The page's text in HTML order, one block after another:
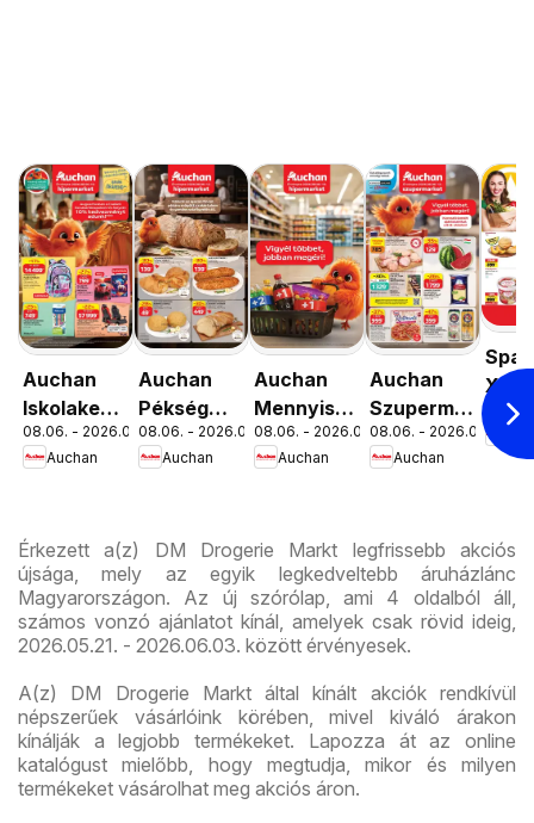
Auchan
Iskolakezdés
ajánlatok
08.06. - 2026.08.19.
Auchan
Auchan
Pékség
ajánlataink
08.06. - 2026.08.12.
Auchan
Auchan
Mennyiségi
kedvezmény
ajánlataink
08.06. - 2026.08.19.
Auchan
Auchan
Szupermarket
akciós
újság
08.06. - 2026.08.12.
Auchan
Spar
XIII.
út
Érkezett a(z) DM Drogerie Markt legfrissebb akciós
újsága, mely az egyik legkedveltebb áruházlánc
Magyarországon. Az új szórólap, ami 4 oldalból áll,
számos vonzó ajánlatot kínál, amelyek csak rövid ideig,
2026.05.21. - 2026.06.03. között érvényesek.
A(z) DM Drogerie Markt által kínált akciók rendkívül
népszerűek vásárlóink körében, mivel kiváló árakon
kínálják a legjobb termékeket. Lapozza át az online
katalógust mielőbb, hogy megtudja, mikor és milyen
termékeket vásárolhat meg akciós áron.